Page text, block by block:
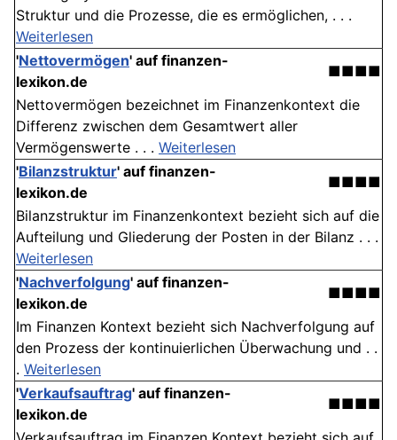
Struktur und die Prozesse, die es ermöglichen, . . .
Weiterlesen
'Nettovermögen' auf finanzen-
lexikon.de
■■■■
Nettovermögen bezeichnet im Finanzenkontext die
Differenz zwischen dem Gesamtwert aller
Vermögenswerte . . . Weiterlesen
'Bilanzstruktur' auf finanzen-
lexikon.de
■■■■
Bilanzstruktur im Finanzenkontext bezieht sich auf die
Aufteilung und Gliederung der Posten in der Bilanz . . .
Weiterlesen
'Nachverfolgung' auf finanzen-
lexikon.de
■■■■
Im Finanzen Kontext bezieht sich Nachverfolgung auf
den Prozess der kontinuierlichen Überwachung und . .
. Weiterlesen
'Verkaufsauftrag' auf finanzen-
lexikon.de
■■■■